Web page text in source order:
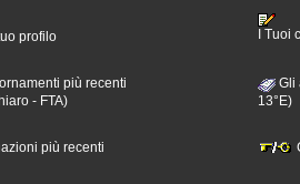
profilo
I Tuoi
più recenti
- FTA)
Gli
13°E)
più recenti